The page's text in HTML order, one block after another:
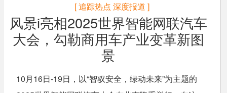
[ 追踪热点 深度报道 ]
风景i亮相2025世界智能网联汽车
大会，勾勒商用车产业变革新图
景
10月16日-19日，以“智驭安全，绿动未来”为主题的